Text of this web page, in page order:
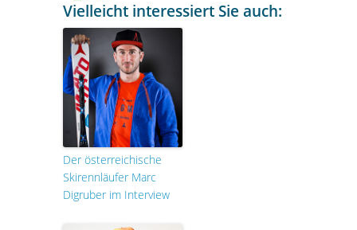
Vielleicht interessiert Sie auch:
Der österreichische
Skirennläufer Marc
Digruber im Interview